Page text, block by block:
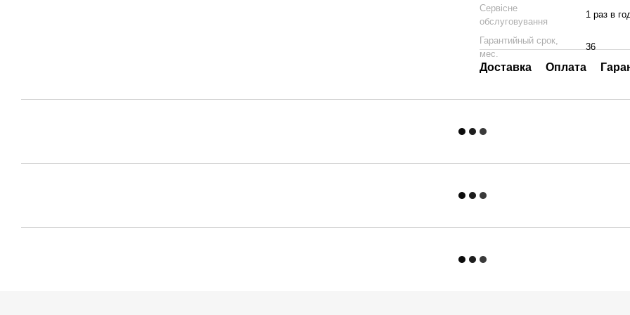
Сервісне
обслуговування
1 раз в
Гарантийный срок,
мес.
36
Доставка Оплата